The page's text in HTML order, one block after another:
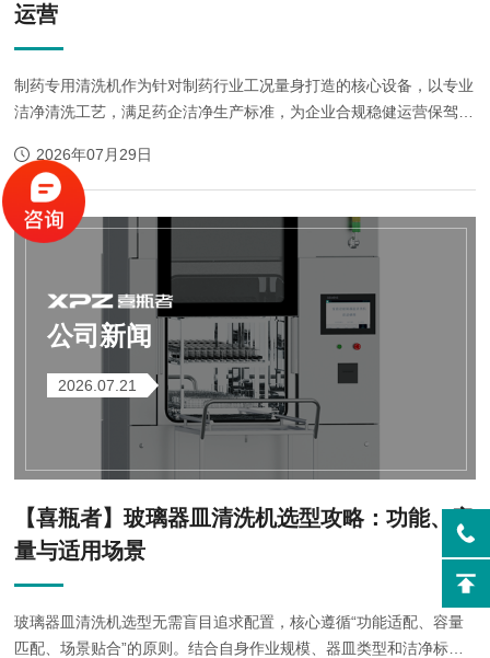
运营
制药专用清洗机作为针对制药行业工况量身打造的核心设备，以专业
洁净清洗工艺，满足药企洁净生产标准，为企业合规稳健运营保驾护
2026年07月29日
公司新闻
2026.07.21
【喜瓶者】玻璃器皿清洗机选型攻略：功能、容
量与适用场景
玻璃器皿清洗机选型无需盲目追求配置，核心遵循“功能适配、容量
匹配、场景贴合”的原则。结合自身作业规模、器皿类型和洁净标准